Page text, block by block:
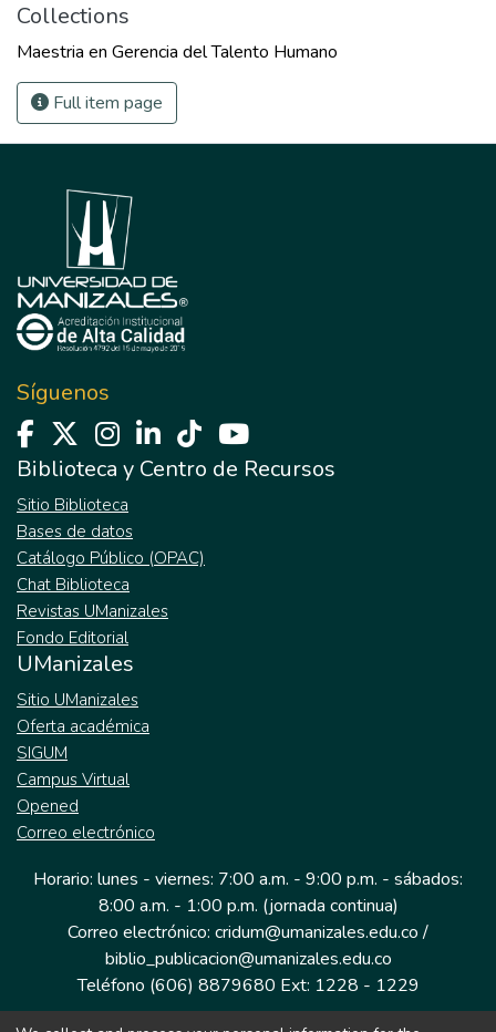
Collections
Maestria en Gerencia del Talento Humano
Full item page
Síguenos
Biblioteca y Centro de Recursos
Sitio Biblioteca
Bases de datos
Catálogo Público (OPAC)
Chat Biblioteca
Revistas UManizales
Fondo Editorial
UManizales
Sitio UManizales
Oferta académica
SIGUM
Campus Virtual
Opened
Correo electrónico
Horario: lunes - viernes: 7:00 a.m. - 9:00 p.m. - sábados:
8:00 a.m. - 1:00 p.m. (jornada continua)
Correo electrónico: cridum@umanizales.edu.co /
biblio_publicacion@umanizales.edu.co
Teléfono (606) 8879680 Ext: 1228 - 1229